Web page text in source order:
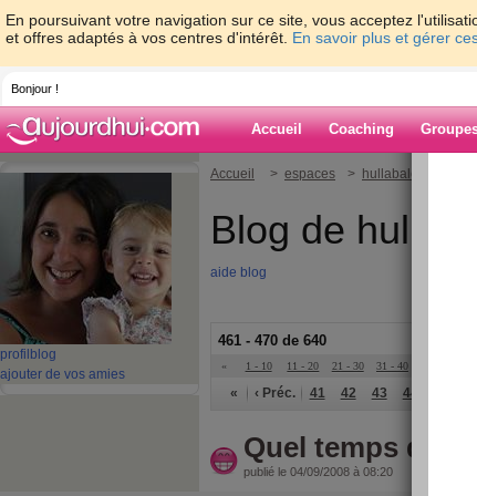
En poursuivant votre navigation sur ce site, vous acceptez
et offres adaptés à vos centres d'intérêt. En savoir plus et gérer
Bonjour !
Accueil Coaching
profil blog
ajouter de vos amies
Accueil > espaces > hullabaloo
Blog de
aide blog
461 - 470 de 640
« 1 - 10 11 - 20 21 - 30 31 - 40
« ‹ Préc. 41 42 43 44
Quel temps de
publié le 04/09/2008 à 08:20